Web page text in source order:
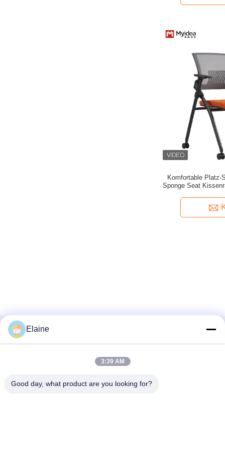
Komfortable Platz-
Sponge Seat
Elaine
3:39 AM
Good day, what product are you looking for?